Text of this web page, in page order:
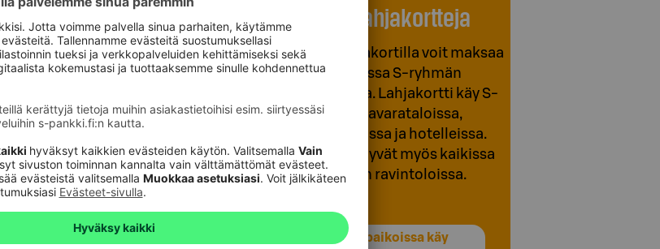
Yrityksille
S-ryhmän lahjakortti on
monipuolinen ja arvostettu lahja.
lahjakortteja helposti netissä.
Lahjakortteja on eri arvoille: 10, 20,
50 ja 100 euroa. Lisäksi saatavilla
on lahjakortteja erilaisilla
ketjuilmeillä, joiden arvon voit
valita itse.
Käytä lahjakortteja
S-ryhmän lahjakortilla voit maksaa
useimmissa S-ryhmän
toimipaikoissa. Lahjakortti käy S-
ryhmän tavarataloissa,
ruokakaupoissa ja hotelleissa.
Lahjakortit käyvät myös kaikissa
S-ryhmän ravintoloissa.
Näissä paikoissa käy